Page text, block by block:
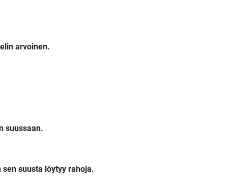
arvoinen.
suussaan.
suusta löytyy rahoja.